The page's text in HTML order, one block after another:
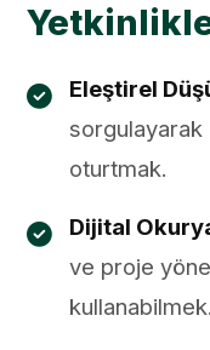
Eleştirel
sorgulayarak
oturtmak.
Dijital
ve proje
kullanabilmek.